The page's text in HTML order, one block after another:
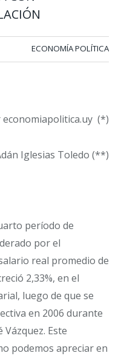
ECONOMÍA POLÍTICA
economiapolitica.uy (*)
Iglesias Toledo (**)
período de
por el
real promedio de
2,33%, en el
luego de que se
en 2006 durante
Este
podemos apreciar en